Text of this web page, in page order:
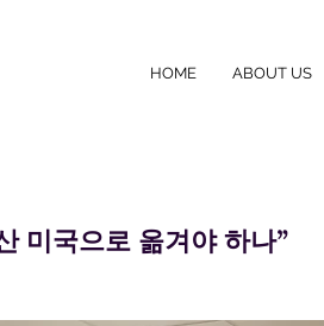
HOME ABOUT US
미국으로 옮겨야 하나”